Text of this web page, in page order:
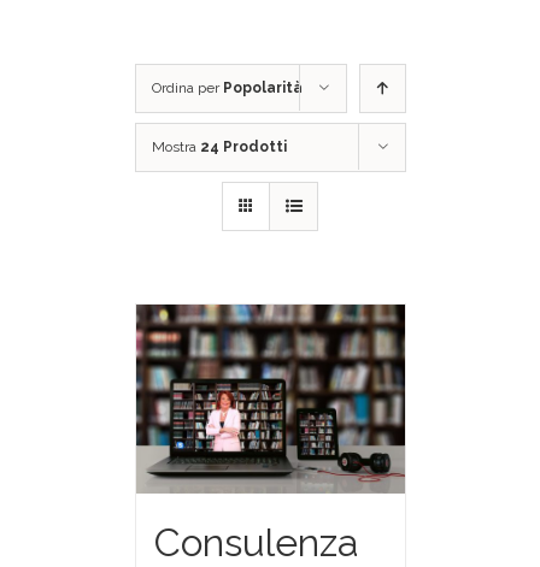
Ordina per Popolarità
Mostra 24 Prodotti
Consulenza